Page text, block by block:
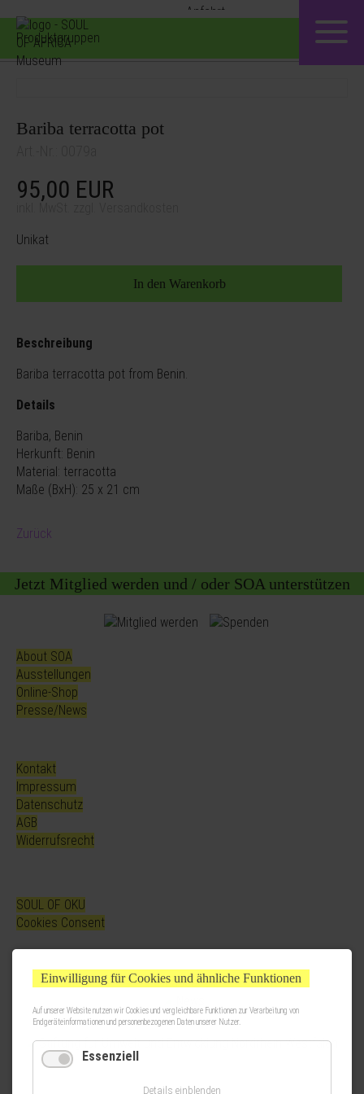
Produktgruppen
Bariba terracotta pot
95,00 EUR
Unikat
Beschreibung
Bariba terracotta pot from Benin.
Details
Bariba, Benin
Herkunft: Benin
Material: terracotta
Maße (BxH): 25 x 21 cm
Zurück
Jetzt Mitglied werden und / oder SOA unterstützen
About SOA
Ausstellungen
Online-Shop
Presse/News
Kontakt
Impressum
Datenschutz
AGB
Widerrufsrecht
SOUL OF OKU
Cookies Consent
Einwilligung für Cookies und ähnliche Funktionen
Auf unserer Website nutzen wir Cookies und vergleichbare Funktionen zur Verarbeitung von
Endgeräteinformationen und personenbezogenen Daten unserer Nutzer.
Essenziell
Details einblenden